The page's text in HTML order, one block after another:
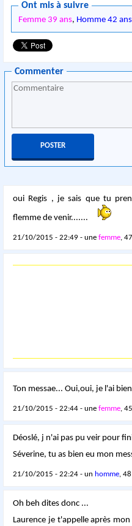
Ont mis à suivre
Femme 39 ans, Homme 42 ans
Commenter
oui Regis , je sais que tu
flemme de venir.......
21/10/2015 - 22:49 - unefemme,
Ton messae... Oui,oui, je l'ai
21/10/2015 - 22:44 - unefemme,
Déoslé, j n'ai pas pu veir pour
Séverine, tu as bien eu mon
21/10/2015 - 22:24 - un homme,
Oh beh dites donc ...
Laurence je t'appelle après